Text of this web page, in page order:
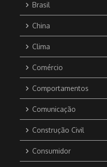
Brasil
China
Clima
Comércio
Comportamentos
Comunicação
Construção Civil
Consumidor